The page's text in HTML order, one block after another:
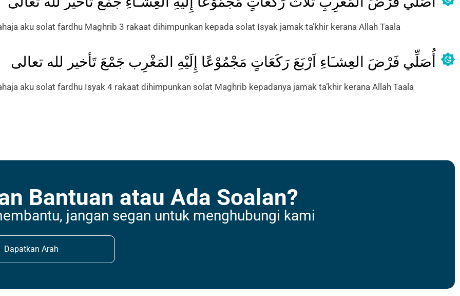
aku solat fardhu Maghrib 3 rakaat dihimpunkan kepada solat Isyak jamak ta’khir kerana Allah Taala
أُصَلِّي فَرْضَ العِشـَاءِ اَرْبَعَ رَكَعَاتٍ مَجْمُوْعًا إِلَيْهِ المَغْرِب جَمْعَ تَأخير لله تعالى
aku solat fardhu Isyak 4 rakaat dihimpunkan solat Maghrib kepadanya jamak ta’khir kerana Allah Taala
Bantuan atau Ada Soalan?
jangan segan untuk menghubungi kami
Dapatkan Arah